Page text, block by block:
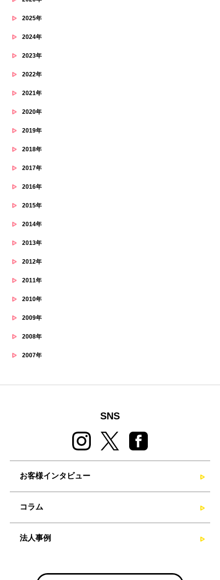
2025年
2024年
2023年
2022年
2021年
2020年
2019年
2018年
2017年
2016年
2015年
2014年
2013年
2012年
2011年
2010年
2009年
2008年
2007年
SNS
お客様インタビュー
コラム
法人事例